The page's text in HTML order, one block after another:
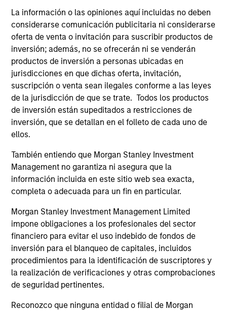
La información o las opiniones aquí incluidas no deben
considerarse comunicación publicitaria ni considerarse
oferta de venta o invitación para suscribir productos de
inversión; además, no se ofrecerán ni se venderán
productos de inversión a personas ubicadas en
jurisdicciones en que dichas oferta, invitación,
suscripción o venta sean ilegales conforme a las leyes
de la jurisdicción de que se trate. Todos los productos
de inversión están supeditados a restricciones de
inversión, que se detallan en el folleto de cada uno de
ellos.
También entiendo que Morgan Stanley Investment
Management no garantiza ni asegura que la
información incluida en este sitio web sea exacta,
completa o adecuada para un fin en particular.
Morgan Stanley Investment Management Limited
impone obligaciones a los profesionales del sector
financiero para evitar el uso indebido de fondos de
inversión para el blanqueo de capitales, incluidos
procedimientos para la identificación de suscriptores y
la realización de verificaciones y otras comprobaciones
de seguridad pertinentes.
Reconozco que ninguna entidad o filial de Morgan
Provides focused exposure on medium
duration opportunistic strategies generally
through hedge fund secondaries and co-
investment opportunities.
ARTÍCULOS RELACIONADOS
ALTS IN FOCUS
Private Credit 2026 Midyear Outlook
We believe the current market environment is
becoming more favorable for scaled private
credit lenders as pricing power improves and
cyclical and secular forces.